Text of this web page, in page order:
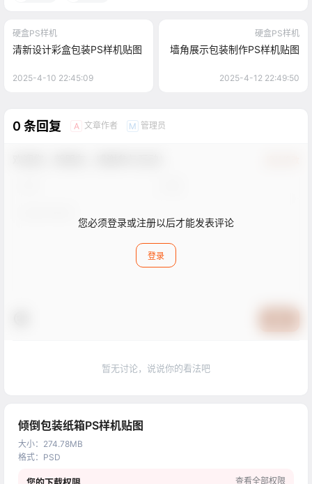
硬盒PS样机
清新设计彩盒包装PS样机贴图
2025-4-10 22:45:09
硬盒PS样机
墙角展示包装制作PS样机贴图
2025-4-12 22:49:50
0 条回复 A 文章作者 M 管理员
您必须登录或注册以后才能发表评论
登录
暂无讨论，说说你的看法吧
倾倒包装纸箱PS样机贴图
大小： 274.78MB
格式： PSD
您的下载权限 查看全部权限